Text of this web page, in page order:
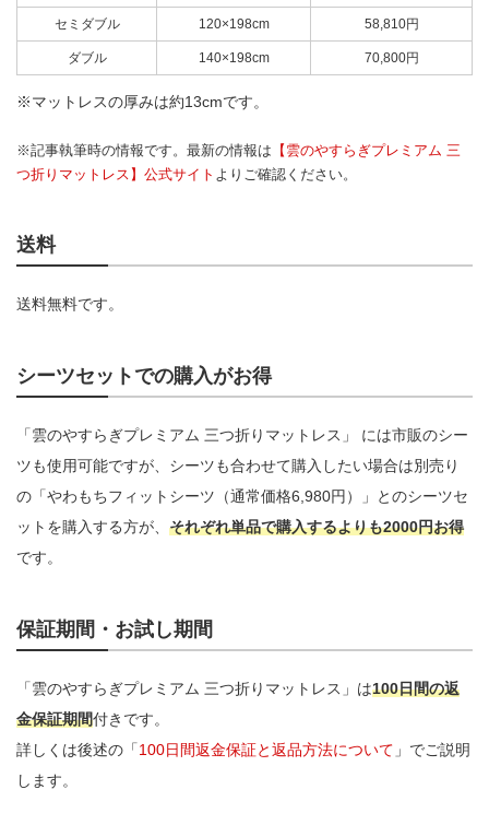
セミダブル 120×198cm 58,810円
ダブル 140×198cm 70,800円
※マットレスの厚みは約13cmです。
※記事執筆時の情報です。最新の情報は 【雲のやすらぎプレミアム 三
つ折りマットレス】公式サイト よりご確認ください。
送料
送料無料です。
シーツセットでの購入がお得
「雲のやすらぎプレミアム 三つ折りマットレス」 には市販のシー
ツも使用可能ですが、シーツも合わせて購入したい場合は別売り
の「やわもちフィットシーツ（通常価格6,980円）」とのシーツセ
ットを購入する方が、 それぞれ単品で購入するよりも2000円お得
です。
保証期間・お試し期間
「雲のやすらぎプレミアム 三つ折りマットレス」は100日間の返
金保証期間付きです。
詳しくは後述の「100日間返金保証と返品方法について 」でご説明
します。